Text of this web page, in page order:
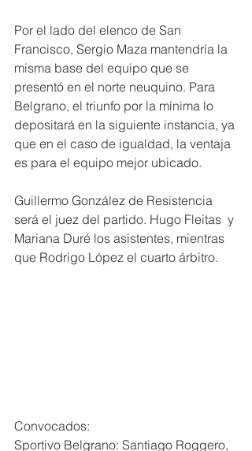
Por el lado del elenco de San
Francisco, Sergio Maza mantendría la
misma base del equipo que se
presentó en el norte neuquino. Para
Belgrano, el triunfo por la mínima lo
depositará en la siguiente instancia, ya
que en el caso de igualdad, la ventaja
es para el equipo mejor ubicado.
Guillermo González de Resistencia
será el juez del partido. Hugo Fleitas  y
Mariana Duré los asistentes, mientras
que Rodrigo López el cuarto árbitro.
Convocados:
Sportivo Belgrano: Santiago Roggero,